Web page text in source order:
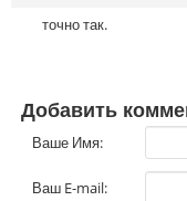
точно так.
Добавить
Ваше Имя:
Ваш E-mail: